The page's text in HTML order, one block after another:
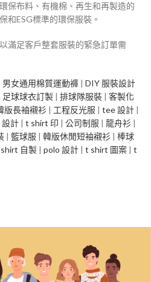
保布料、有機棉、再生和再製造的
和ESG標準的環保服裝。
滿足客戶整套服裝的緊急訂單需
男女通用棉質運動褲 | DIY 服裝設計
足球球衣訂製 | 排球隊服裝 | 客製化
版長袖襯衫 | 工程反光服 | tee 設計 |
計 | t shirt 印 | 公司制服 | 龍舟衫 |
| 籃球服 | 韓版休閒短袖襯衫 | 棒球
自製 | polo 設計 | t shirt 圖案 | t